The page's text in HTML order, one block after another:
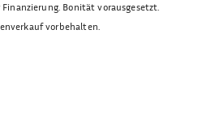
Bonität vorausgesetzt.
vorbehalten.